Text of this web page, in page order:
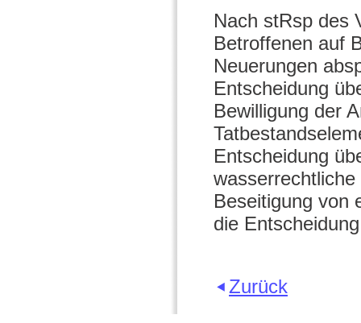
Nach stRsp des
Betroffenen auf
Neuerungen
Entscheidung
Bewilligung der
Entscheidung
Beseitigung von
die
Zurück